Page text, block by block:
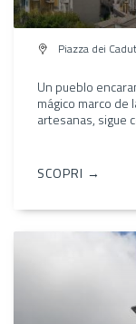
Piazza dei
Un pueblo
mágico marco de
artesanas, sigue
SCOPRI →